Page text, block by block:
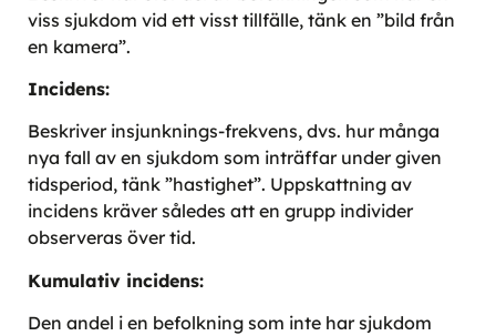
viss sjukdom vid ett visst tillfälle, tänk en ”bild från
en kamera”.
Incidens:
Beskriver insjunknings-frekvens, dvs. hur många
nya fall av en sjukdom som inträffar under given
tidsperiod, tänk ”hastighet”. Uppskattning av
incidens kräver således att en grupp individer
observeras över tid.
Kumulativ incidens:
Den andel i en befolkning som inte har sjukdom